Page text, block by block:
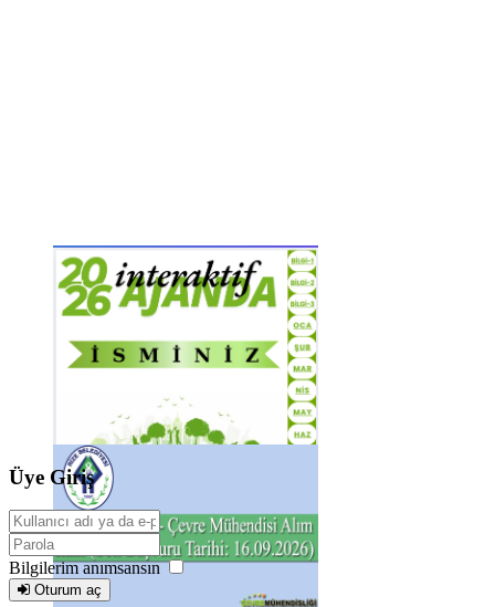
Üye Giriş
Bilgilerim anımsansın
Oturum aç